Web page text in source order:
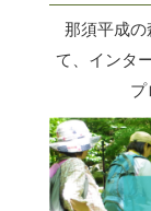
那須平成の
て、インタ
プ